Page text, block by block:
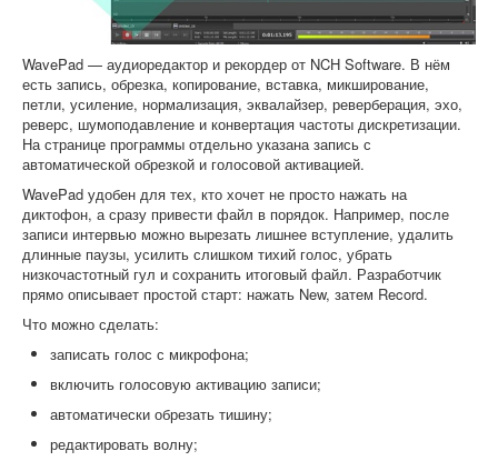
WavePad — аудиоредактор и рекордер от NCH Software. В нём
есть запись, обрезка, копирование, вставка, микширование,
петли, усиление, нормализация, эквалайзер, реверберация, эхо,
реверс, шумоподавление и конвертация частоты дискретизации.
На странице программы отдельно указана запись с
автоматической обрезкой и голосовой активацией.
WavePad удобен для тех, кто хочет не просто нажать на
диктофон, а сразу привести файл в порядок. Например, после
записи интервью можно вырезать лишнее вступление, удалить
длинные паузы, усилить слишком тихий голос, убрать
низкочастотный гул и сохранить итоговый файл. Разработчик
прямо описывает простой старт: нажать New, затем Record.
Что можно сделать:
записать голос с микрофона;
включить голосовую активацию записи;
автоматически обрезать тишину;
редактировать волну;